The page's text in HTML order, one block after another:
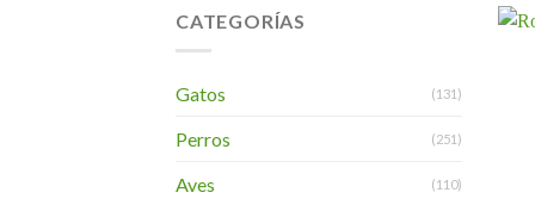
CATEGORÍAS
Gatos (131)
Perros (251)
Aves (110)